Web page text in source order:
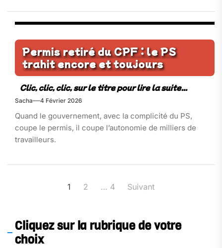
Permis retiré du CPF : le PS
trahit encore et toujours
Sacha 4 Février 2026
Quand le gouvernement, avec la complicité du PS,
coupe le permis, il coupe l’autonomie de milliers de
travailleurs.
Pagination
1 2 … 4 Suivant
Cliquez sur la rubrique de votre
choix